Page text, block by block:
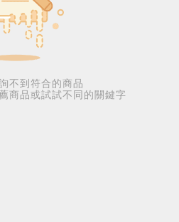
不到符合的商品
商品或試試不同的關鍵字